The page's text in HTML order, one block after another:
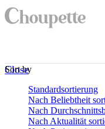
Close
Sort by
Standardsortierung
Nach Beliebtheit
Nach
Nach Aktualität